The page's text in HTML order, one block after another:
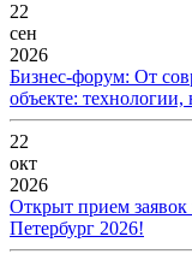
22
сен
2026
Бизнес-форум: От
объекте:
22
окт
2026
Открыт прием
Петербург 2026!